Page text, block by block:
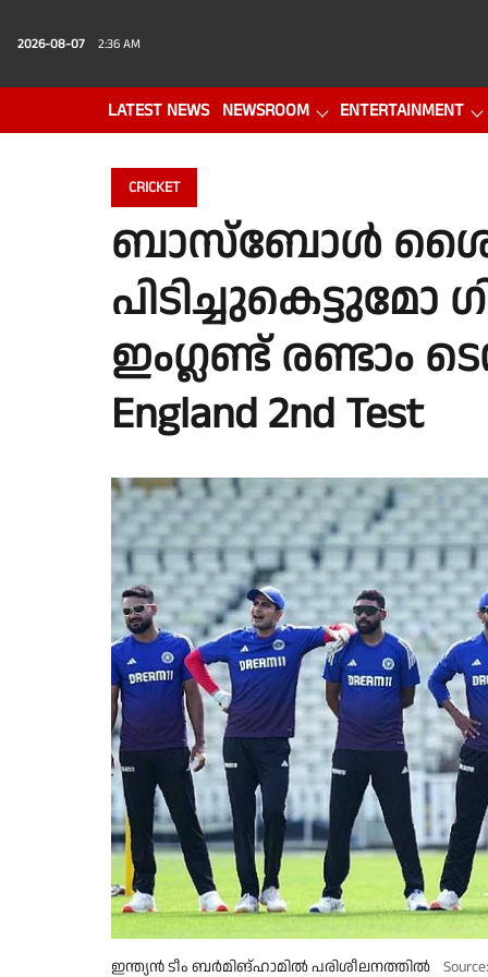
2026-08-07 2:36 AM
LATEST NEWS NEWSROOM
ENTERTAINMENT
CRICKET
ബാസ്ബോള്‍
പിടിച്ചുകെട്ടുമോ
ഇംഗ്ലണ്ട് രണ്ടാം
England 2nd Test
ഇന്ത്യൻ ടീം ബർമിങ്ഹാമിൽ പരിശീലനത്തിൽ